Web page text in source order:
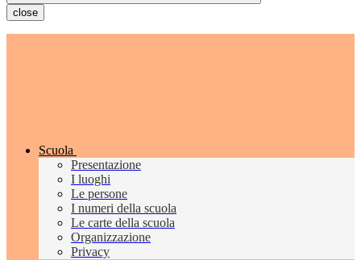
close
Scuola
Presentazione
I luoghi
Le persone
I numeri della scuola
Le carte della scuola
Organizzazione
Privacy